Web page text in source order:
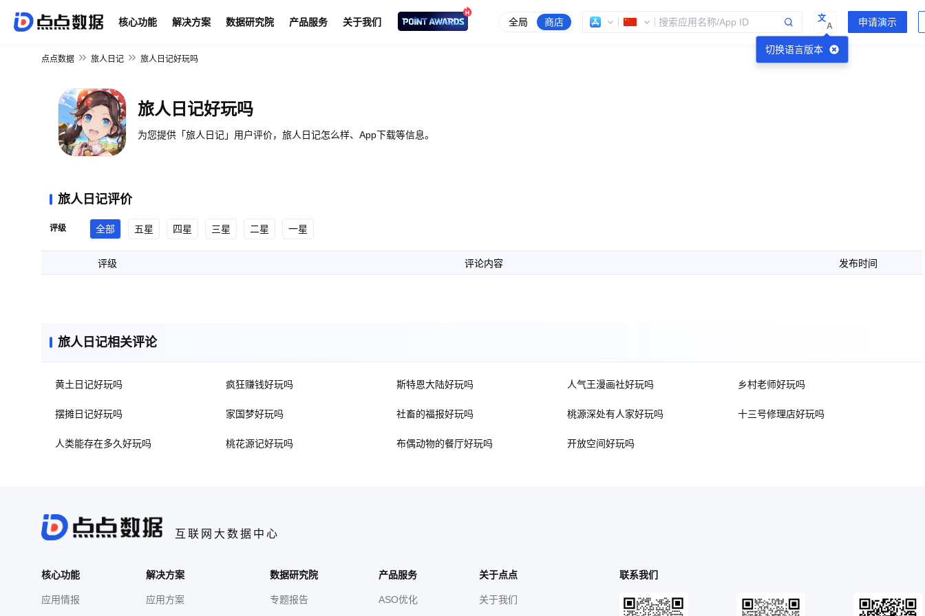
核心功能 解决方案 数据研究院 产品服务 关于我们 全局 商店
切换语言版本
文
A
点点数据 旅人日记 旅人日记好玩吗
旅人日记好玩吗
为您提供「旅人日记」用户评价，旅人日记怎么样、App下载等信息。
旅人日记评价
评级 全部 五星 四星 三星 二星 一星
评级 评论内容 发布时间
旅人日记相关评论
黄土日记好玩吗 疯狂赚钱好玩吗 斯特恩大陆好玩吗 人气王漫画社好玩吗 乡村老师好玩吗
摆摊日记好玩吗 家国梦好玩吗 社畜的福报好玩吗 桃源深处有人家好玩吗 十三号修理店好玩吗
人类能存在多久好玩吗 桃花源记好玩吗 布偶动物的餐厅好玩吗 开放空间好玩吗
互联网大数据中心
核心功能
应用情报
解决方案
应用方案
数据研究院
专题报告
产品服务
ASO优化
关于点点
关于我们
联系我们